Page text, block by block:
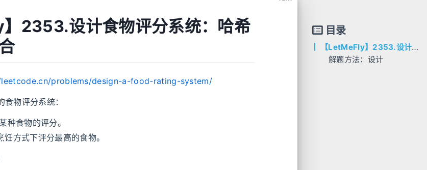
】2353.设计食物评分系统：哈希
problems/design-a-food-rating-system/
物评分系统：
种食物的评分。
方式下评分最高的食物。
目录
【LetMeFly】2353.设计食物评分系统：哈希表 + 有序集合
解题方法：设计